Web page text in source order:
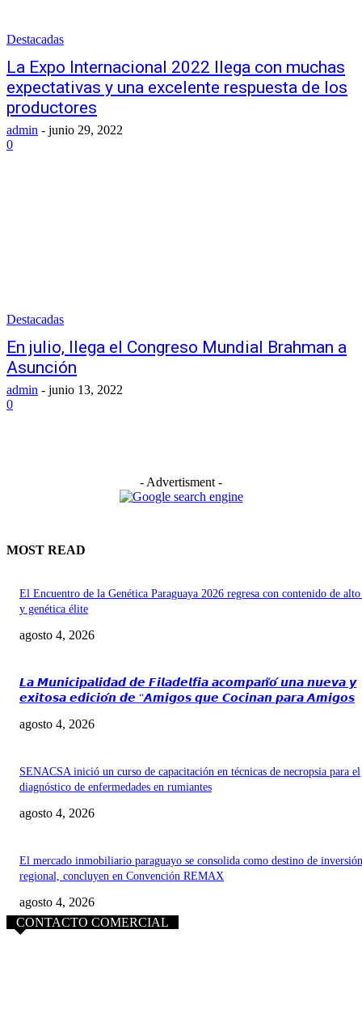
Destacadas
La Expo Internacional 2022 llega con muchas
expectativas y una excelente respuesta de los
productores
admin - junio 29, 2022
0
Destacadas
En julio, llega el Congreso Mundial Brahman a
Asunción
admin - junio 13, 2022
0
- Advertisment -
MOST READ
El Encuentro de la Genética Paraguaya 2026 regresa con contenido de
y genética élite
agosto 4, 2026
𝙇𝙖 𝙈𝙪𝙣𝙞𝙘𝙞𝙥𝙖𝙡𝙞𝙙𝙖𝙙 𝙙𝙚 𝙁𝙞𝙡𝙖𝙙𝙚𝙡𝙛𝙞𝙖 𝙖𝙘𝙤𝙢𝙥𝙖𝙣̃𝙤́ 𝙪𝙣𝙖 𝙣𝙪𝙚𝙫𝙖 𝙮
𝙚𝙭𝙞𝙩𝙤𝙨𝙖 𝙚𝙙𝙞𝙘𝙞𝙤́𝙣 𝙙𝙚 “𝘼𝙢𝙞𝙜𝙤𝙨 𝙦𝙪𝙚 𝘾𝙤𝙘𝙞𝙣𝙖𝙣 𝙥𝙖𝙧𝙖 𝘼𝙢𝙞𝙜𝙤𝙨
agosto 4, 2026
SENACSA inició un curso de capacitación en técnicas de necropsia para el
diagnóstico de enfermedades en rumiantes
agosto 4, 2026
El mercado inmobiliario paraguayo se consolida como destino de inversión
regional, concluyen en Convención REMAX
agosto 4, 2026
CONTACTO COMERCIAL